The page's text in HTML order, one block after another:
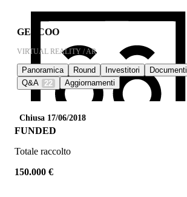
GETCOO
VIRTUAL REALITY / AR
Panoramica Round Investitori
Documenti
Q&A
22 Aggiornamenti
Chiusa 17/06/2018
FUNDED
Totale raccolto
150.000 €